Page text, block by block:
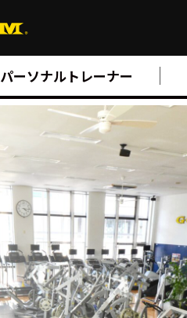
パーソナルトレーナー